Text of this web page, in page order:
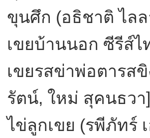
ขุนศึก (อธิชาติ ไล
เขยบ้านนอก ซีรีส์
เขยรสข่าพ่อตารส
รัตน์, ใหม่ สุคนธวา]
ไข่ลูกเขย (รพีภัทร์